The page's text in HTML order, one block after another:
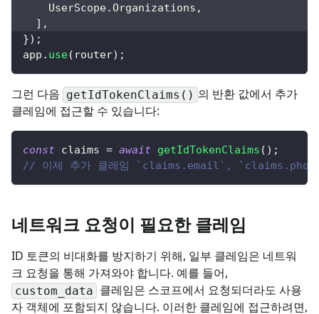
    UserScope
.Organizations ,
] ,
}) ;
app . use( router) ;
그런 다음 getIdTokenClaims() 의 반환 값에서 추가
클레임에 접근할 수 있습니다:
const claims = await getIdTokenClaims ( ) ;
// 이제 추가 클레임 `claims.email`,
네트워크 요청이 필요한 클레임
ID 토큰의 비대화를 방지하기 위해, 일부 클레임은 네트워
크 요청을 통해 가져와야 합니다. 예를 들어,
custom_data 클레임은 스코프에서 요청되더라도 사용
자 객체에 포함되지 않습니다. 이러한 클레임에 접근하려면,